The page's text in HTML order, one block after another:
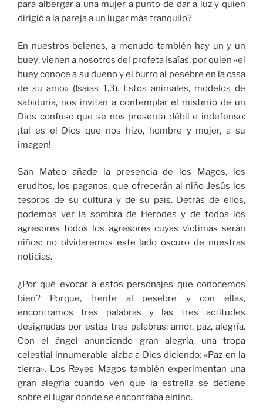
para albergar a una mujer a punto de dar a luz y quien
dirigió a la pareja a un lugar más tranquilo?
En nuestros belenes, a menudo también hay un y un
buey: vienen a nosotros del profeta Isaías, por quien «el
buey conoce a su dueño y el burro al pesebre en la casa
de su amo» (Isaías 1,3). Estos animales, modelos de
sabiduría, nos invitan a contemplar el misterio de un
Dios confuso que se nos presenta débil e indefenso:
¡tal es el Dios que nos hizo, hombre y mujer, a su
imagen!
San Mateo añade la presencia de los Magos, los
eruditos, los paganos, que ofrecerán al niño Jesús los
tesoros de su cultura y de su país. Detrás de ellos,
podemos ver la sombra de Herodes y de todos los
agresores todos los agresores cuyas víctimas serán
niños: no olvidaremos este lado oscuro de nuestras
noticias.
¿Por qué evocar a estos personajes que conocemos
bien? Porque, frente al pesebre y con ellas,
encontramos tres palabras y las tres actitudes
designadas por estas tres palabras: amor, paz, alegría.
Con el ángel anunciando gran alegría, una tropa
celestial innumerable alaba a Dios diciendo: «Paz en la
tierra». Los Reyes Magos también experimentan una
gran alegría cuando ven que la estrella se detiene
sobre el lugar donde se encontraba elniño.